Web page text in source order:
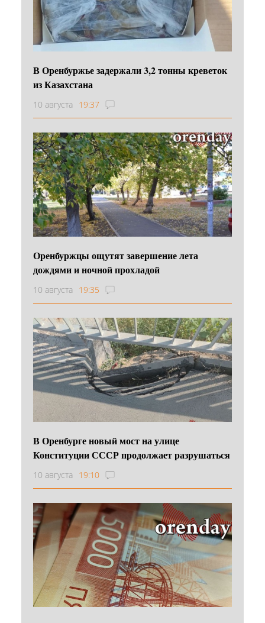
В Оренбуржье задержали 3,2 тонны креветок
из Казахстана
10 августа 19:37
Оренбуржцы ощутят завершение лета
дождями и ночной прохладой
10 августа 19:35
В Оренбурге новый мост на улице
Конституции СССР продолжает разрушаться
10 августа 19:10